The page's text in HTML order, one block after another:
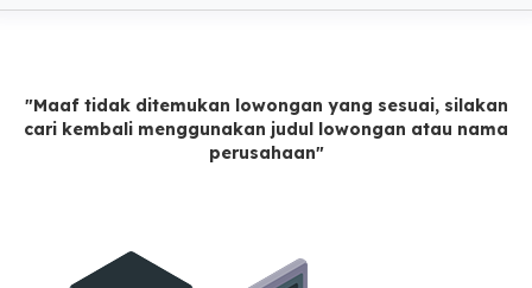
"Maaf tidak ditemukan lowongan yang sesuai, silakan
cari kembali menggunakan judul lowongan atau nama
perusahaan"